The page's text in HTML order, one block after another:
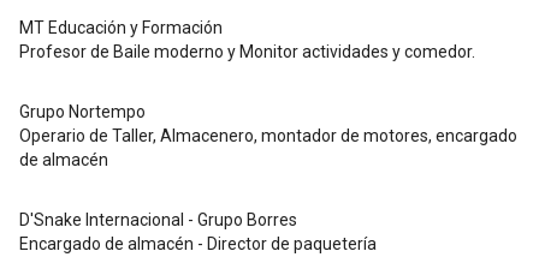
MT Educación y Formación
Profesor de Baile moderno y Monitor actividades y comedor.
Grupo Nortempo
Operario de Taller, Almacenero, montador de motores, encargado
de almacén
D'Snake Internacional - Grupo Borres
Encargado de almacén - Director de paquetería